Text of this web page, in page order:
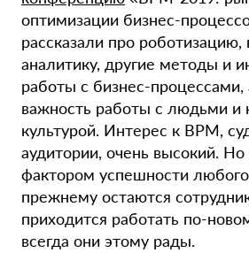
оптимизации бизнес-
рассказали про
аналитику, другие методы и
работы с бизнес-
важность работы с людьми и
культурой. Интерес к BPM,
аудитории, очень высокий.
фактором успешности
прежнему остаются
приходится работать по-
всегда они этому рады.